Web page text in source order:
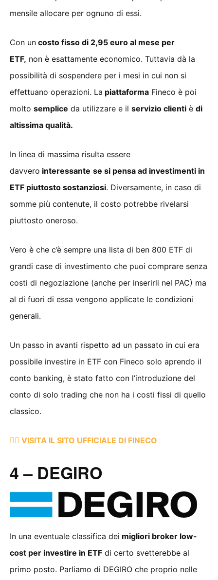
mensile allocare per ognuno di essi.
Con un costo fisso di 2,95 euro al mese per
ETF, non è esattamente economico. Tuttavia dà la
possibilità di sospendere per i mesi in cui non si
effettuano operazioni. La piattaforma Fineco è poi
molto semplice da utilizzare e il servizio clienti è di
altissima qualità.
In linea di massima risulta essere
davvero interessante se si pensa ad investimenti in
ETF piuttosto sostanziosi. Diversamente, in caso di
somme più contenute, il costo potrebbe rivelarsi
piuttosto oneroso.
Vero è che c’è sempre una lista di ben 800 ETF di
grandi case di investimento che puoi comprare senza
costi di negoziazione (anche per inserirli nel PAC) ma
al di fuori di essa vengono applicate le condizioni
generali.
Un passo in avanti rispetto ad un passato in cui era
possibile investire in ETF con Fineco solo aprendo il
conto banking, è stato fatto con l’introduzione del
conto di solo trading che non ha i costi fissi di quello
classico.
👉🏻 VISITA IL SITO UFFICIALE DI FINECO
4 – DEGIRO
In una eventuale classifica dei migliori broker low-
cost per investire in ETF di certo svetterebbe al
primo posto. Parliamo di DEGIRO che proprio nelle